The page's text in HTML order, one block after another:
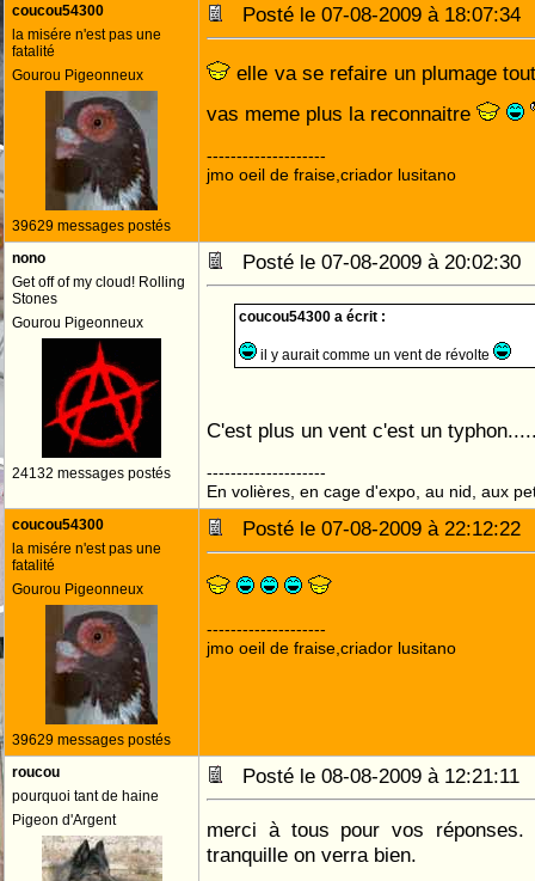
coucou54300
la misére n'est pas une
fatalité
Gourou Pigeonneux
39629 messages postés
Posté le 07-08-2009 à
elle va se refaire un plumage
vas meme plus la reconnaitre
--------------------
jmo oeil de fraise,criador lusitano
nono
Get off of my cloud! Rolling
Stones
Gourou Pigeonneux
24132 messages postés
Posté le 07-08-2009 à
coucou54300 a écrit :
il y aurait comme un vent de révolte
C'est plus un vent c'est un
--------------------
En volières, en cage d'expo, au nid, aux
coucou54300
la misére n'est pas une
fatalité
Gourou Pigeonneux
39629 messages postés
Posté le 07-08-2009 à
--------------------
jmo oeil de fraise,criador lusitano
roucou
pourquoi tant de haine
Pigeon d'Argent
Posté le 08-08-2009 à
merci à tous pour vos réponses.
tranquille on verra bien.